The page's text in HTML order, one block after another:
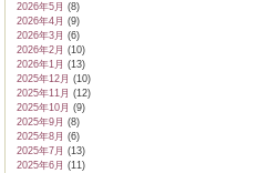
2026年5月 (8)
2026年4月 (9)
2026年3月 (6)
2026年2月 (10)
2026年1月 (13)
2025年12月 (10)
2025年11月 (12)
2025年10月 (9)
2025年9月 (8)
2025年8月 (6)
2025年7月 (13)
2025年6月 (11)